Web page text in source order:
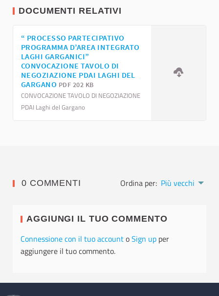
DOCUMENTI RELATIVI
“ PROCESSO PARTECIPATIVO
PROGRAMMA D’AREA INTEGRATO
LAGHI GARGANICI”
CONVOCAZIONE TAVOLO DI
NEGOZIAZIONE PDAI LAGHI DEL
GARGANO PDF 202 KB
CONVOCAZIONE TAVOLO DI NEGOZIAZIONE
PDAI Laghi del Gargano
0 COMMENTI Ordina per: Più vecchi
AGGIUNGI IL TUO COMMENTO
Connessione con il tuo accountoSign up per
aggiungere il tuo commento.